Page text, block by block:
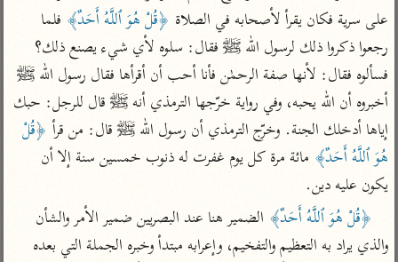
جمع الأقوال
تفسير ابن الجوزي
تفسير الماوردي
منتقاة
تفسير ابن القيم
تفسير ابن تيمية
عامّة
تفسير الآلوسي
تفسير الرازي
أخرى
أضواء البيان
نظم الدرر للبقاعي
لغة وبلاغة
التحرير والتنوير
تفسير ابن عثيمين
مركَّزة العبارة
تفسير الجلالين
جامع البيان للإيجي
تفسير النسفي
الوجيز للواحدي
على سرية فكان يقرأ لأصحابه في الصلاة ﴿قُلْ هُوَ ٱللَّهُ أَحَدٌ﴾
إياها أدخلك الجنة. وخرّج الترمذي أن رسول الله ﷺ قال: من قرأ
هُوَ ٱللَّهُ أَحَدٌ﴾
يكون عليه دين.
﴿قُلْ هُوَ ٱللَّهُ أَحَدٌ﴾